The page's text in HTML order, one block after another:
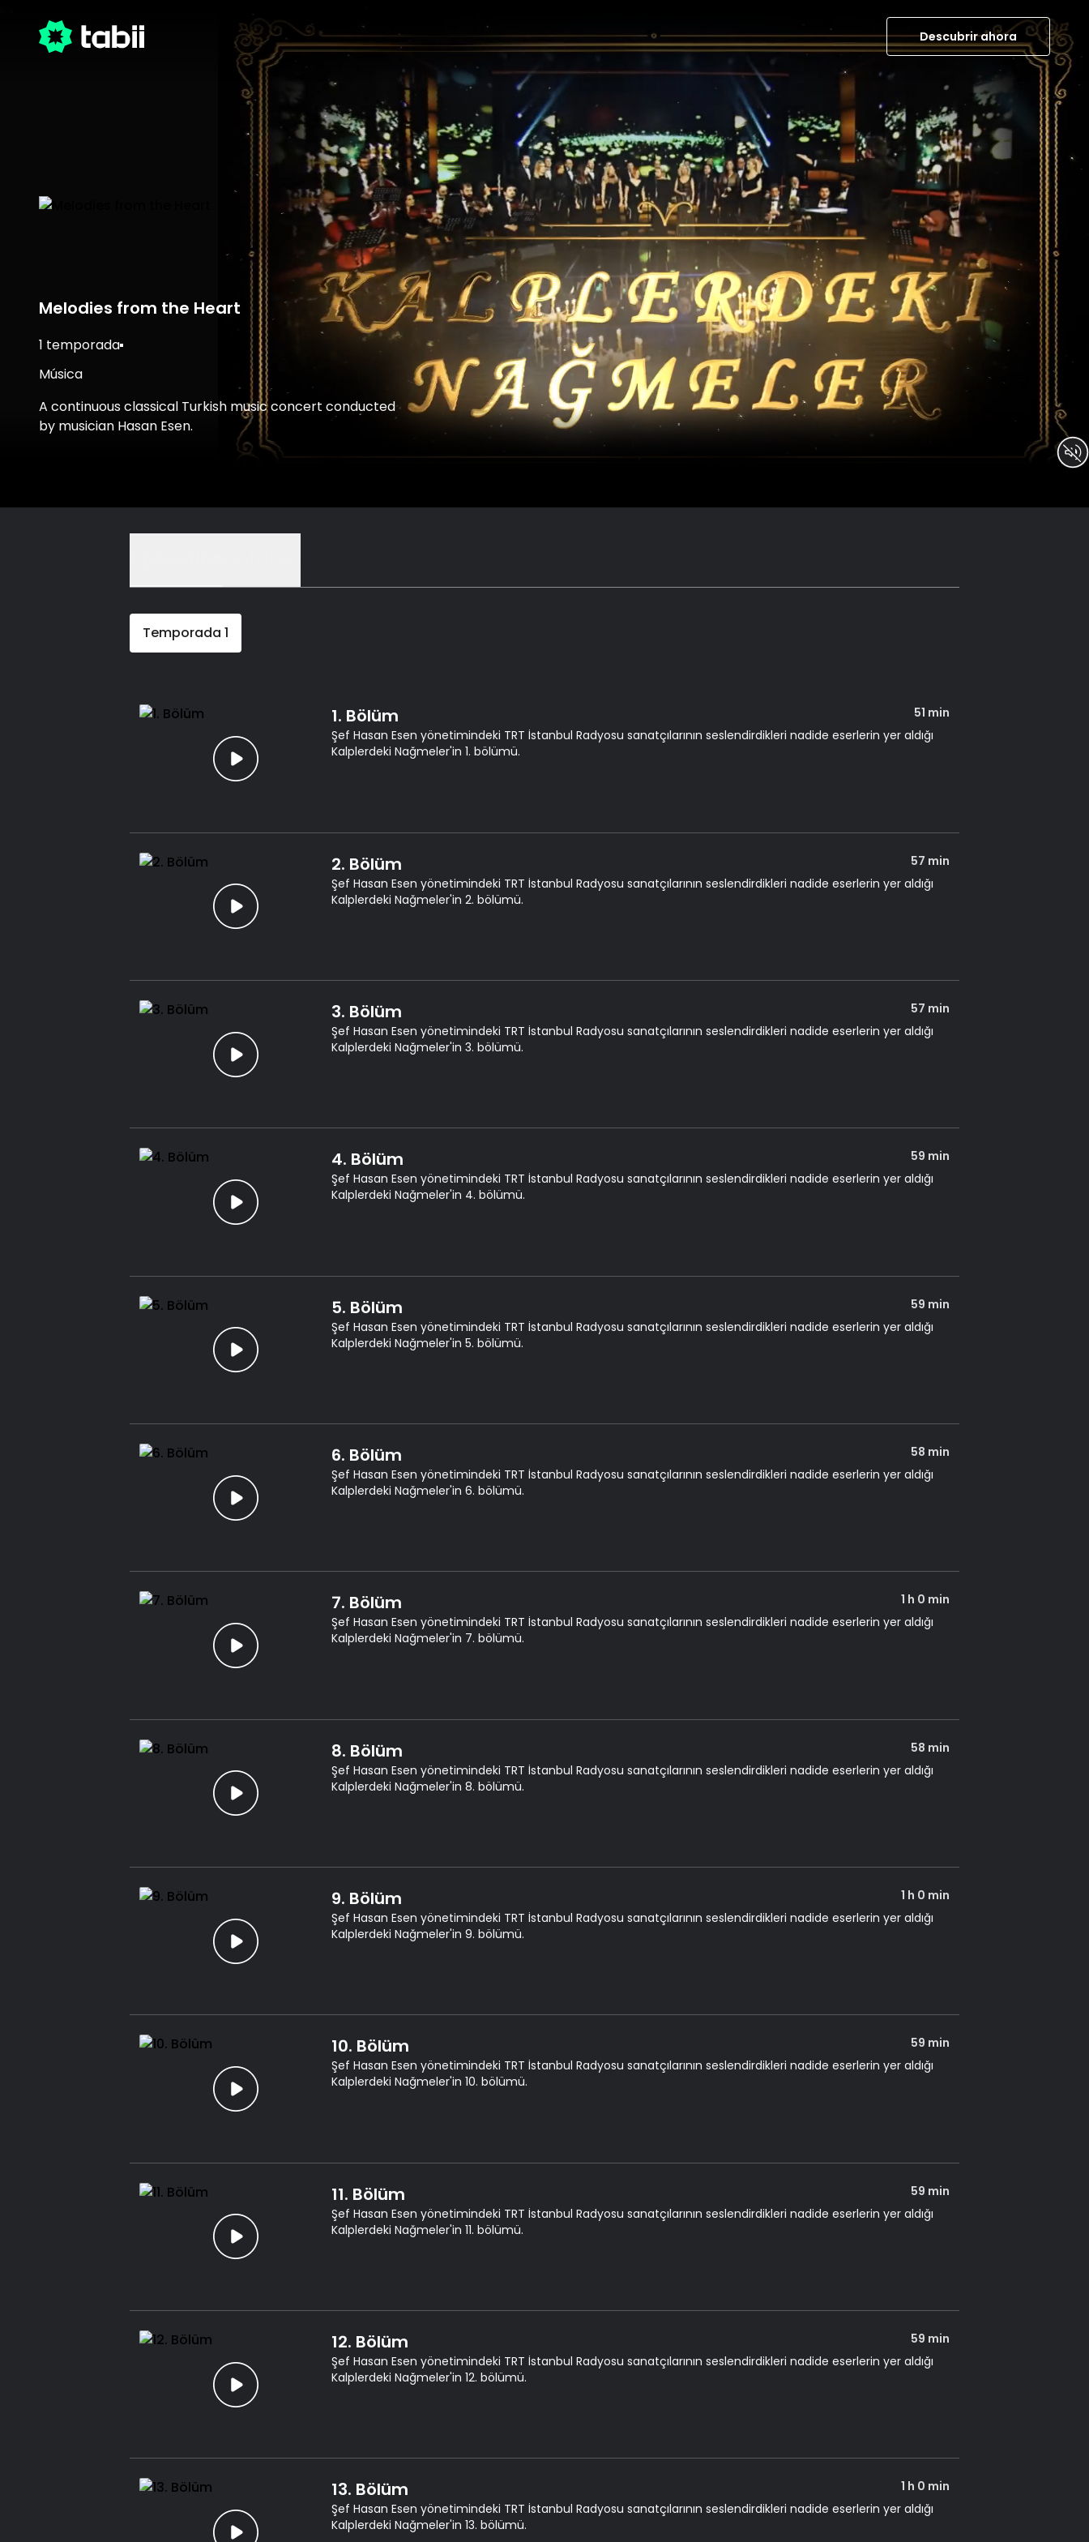
Descubrir ahora
Melodies from the Heart
1 temporada
Música
A continuous classical Turkish music concert conducted
by musician Hasan Esen.
Temporada 1
1. Bölüm
51 min
Şef Hasan Esen yönetimindeki TRT İstanbul Radyosu sanatçılarının seslendirdikleri nadide eserlerin yer aldığı
Kalplerdeki Nağmeler'in 1. bölümü.
2. Bölüm
57 min
Şef Hasan Esen yönetimindeki TRT İstanbul Radyosu sanatçılarının seslendirdikleri nadide eserlerin yer aldığı
Kalplerdeki Nağmeler'in 2. bölümü.
3. Bölüm
57 min
Şef Hasan Esen yönetimindeki TRT İstanbul Radyosu sanatçılarının seslendirdikleri nadide eserlerin yer aldığı
Kalplerdeki Nağmeler'in 3. bölümü.
4. Bölüm
59 min
Şef Hasan Esen yönetimindeki TRT İstanbul Radyosu sanatçılarının seslendirdikleri nadide eserlerin yer aldığı
Kalplerdeki Nağmeler'in 4. bölümü.
5. Bölüm
59 min
Şef Hasan Esen yönetimindeki TRT İstanbul Radyosu sanatçılarının seslendirdikleri nadide eserlerin yer aldığı
Kalplerdeki Nağmeler'in 5. bölümü.
6. Bölüm
58 min
Şef Hasan Esen yönetimindeki TRT İstanbul Radyosu sanatçılarının seslendirdikleri nadide eserlerin yer aldığı
Kalplerdeki Nağmeler'in 6. bölümü.
7. Bölüm
1 h 0 min
Şef Hasan Esen yönetimindeki TRT İstanbul Radyosu sanatçılarının seslendirdikleri nadide eserlerin yer aldığı
Kalplerdeki Nağmeler'in 7. bölümü.
8. Bölüm
58 min
Şef Hasan Esen yönetimindeki TRT İstanbul Radyosu sanatçılarının seslendirdikleri nadide eserlerin yer aldığı
Kalplerdeki Nağmeler'in 8. bölümü.
9. Bölüm
1 h 0 min
Şef Hasan Esen yönetimindeki TRT İstanbul Radyosu sanatçılarının seslendirdikleri nadide eserlerin yer aldığı
Kalplerdeki Nağmeler'in 9. bölümü.
10. Bölüm
59 min
Şef Hasan Esen yönetimindeki TRT İstanbul Radyosu sanatçılarının seslendirdikleri nadide eserlerin yer aldığı
Kalplerdeki Nağmeler'in 10. bölümü.
11. Bölüm
59 min
Şef Hasan Esen yönetimindeki TRT İstanbul Radyosu sanatçılarının seslendirdikleri nadide eserlerin yer aldığı
Kalplerdeki Nağmeler'in 11. bölümü.
12. Bölüm
59 min
Şef Hasan Esen yönetimindeki TRT İstanbul Radyosu sanatçılarının seslendirdikleri nadide eserlerin yer aldığı
Kalplerdeki Nağmeler'in 12. bölümü.
13. Bölüm
1 h 0 min
Şef Hasan Esen yönetimindeki TRT İstanbul Radyosu sanatçılarının seslendirdikleri nadide eserlerin yer aldığı
Kalplerdeki Nağmeler'in 13. bölümü.